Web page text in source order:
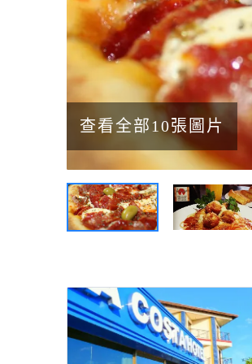
查看全部10張圖片